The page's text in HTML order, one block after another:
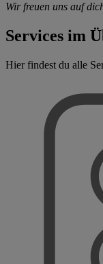
Wir freuen uns auf
Services im
Hier findest du alle